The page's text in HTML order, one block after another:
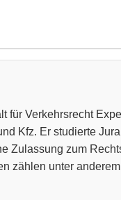
für Verkehrsrecht
Kfz. Er studierte
Zulassung zum
zählen unter